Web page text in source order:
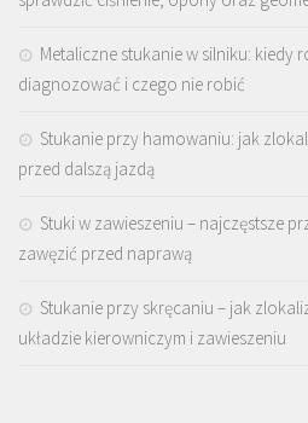
Metaliczne stukanie w silniku: kiedy
diagnozować i czego nie robić
Stukanie przy hamowaniu: jak
przed dalszą jazdą
Stuki w zawieszeniu – najczęstsze
zawęzić przed naprawą
Stukanie przy skręcaniu – jak
układzie kierowniczym i zawieszeniu